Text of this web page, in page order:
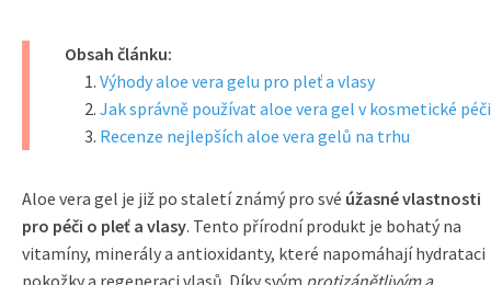
Obsah článku:
Výhody aloe vera gelu pro pleť a vlasy
Jak správně používat aloe vera gel v kosmetické péči
Recenze nejlepších aloe vera gelů na trhu
Aloe vera gel je již po staletí známý pro své úžasné vlastnosti
pro péči o pleť a vlasy. Tento přírodní produkt je bohatý na
vitamíny, minerály a antioxidanty, které napomáhají hydrataci
pokožky a regeneraci vlasů. Díky svým protizánětlivým a